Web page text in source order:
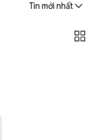
Tin mới nhất